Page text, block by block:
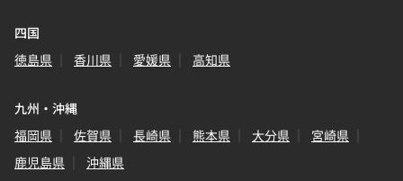
四国
徳島県
香川県 愛媛県 高知県
九州・沖縄
福岡県
佐賀県 長崎県 熊本県 大分県
宮崎県
鹿児島県
沖縄県